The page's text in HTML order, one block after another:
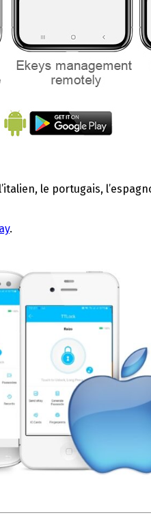
le portugais,
.